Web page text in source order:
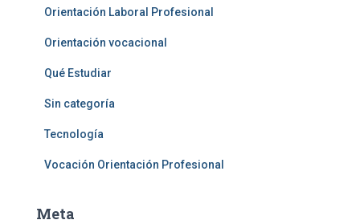
Orientación Laboral Profesional
Orientación vocacional
Qué Estudiar
Sin categoría
Tecnología
Vocación Orientación Profesional
Meta